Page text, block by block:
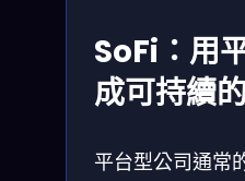
SoFi：用
成可持續
平台型公司通常